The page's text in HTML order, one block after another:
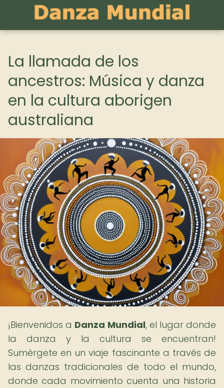
La llamada de los
ancestros: Música y danza
en la cultura aborigen
australiana
¡Bienvenidos a Danza Mundial, el lugar donde
la danza y la cultura se encuentran!
Sumérgete en un viaje fascinante a través de
las danzas tradicionales de todo el mundo,
donde cada movimiento cuenta una historia